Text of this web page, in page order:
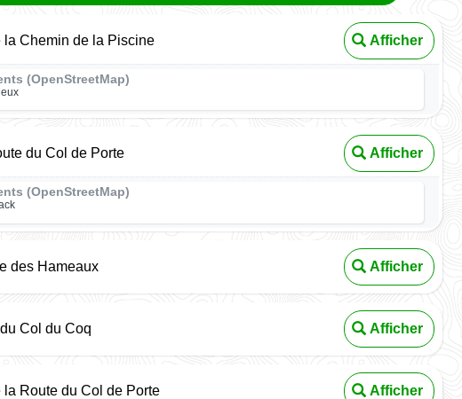
la Chemin de la Piscine Afficher
(OpenStreetMap)
du Col de Porte Afficher
(OpenStreetMap)
des Hameaux Afficher
Col du Coq Afficher
Route du Col de Porte Afficher